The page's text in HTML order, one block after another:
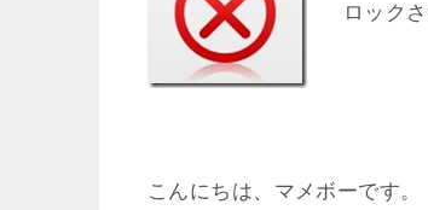
ロック
こんにちは、マメボーです。